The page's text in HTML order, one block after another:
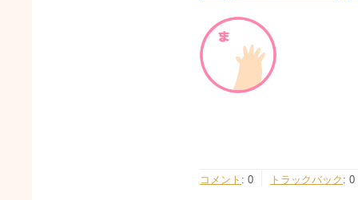
コメント : 0 トラックバック : 0